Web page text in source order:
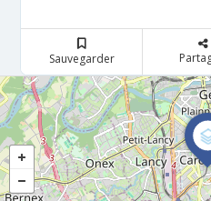
Sauvegarder